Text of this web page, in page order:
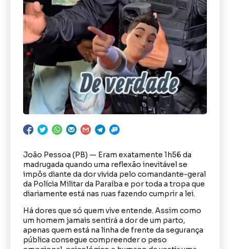
João Pessoa (PB) — Eram exatamente 1h56 da
madrugada quando uma reflexão inevitável se
impôs diante da dor vivida pelo comandante-geral
da Polícia Militar da Paraíba e por toda a tropa que
diariamente está nas ruas fazendo cumprir a lei.
Há dores que só quem vive entende. Assim como
um homem jamais sentirá a dor de um parto,
apenas quem está na linha de frente da segurança
pública consegue compreender o peso